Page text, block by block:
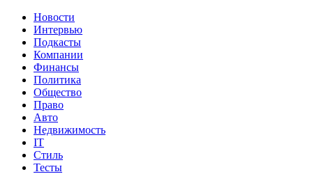
Новости
Интервью
Подкасты
Компании
Финансы
Политика
Общество
Право
Авто
Недвижимость
IT
Стиль
Тесты